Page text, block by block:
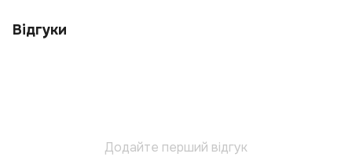
Відгуки
Додайте перший відгук